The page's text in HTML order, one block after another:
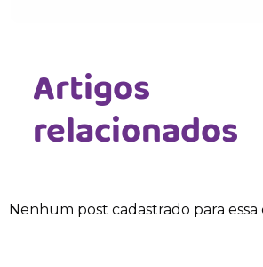
Artigos
relacionados
Nenhum post cadastrado para essa